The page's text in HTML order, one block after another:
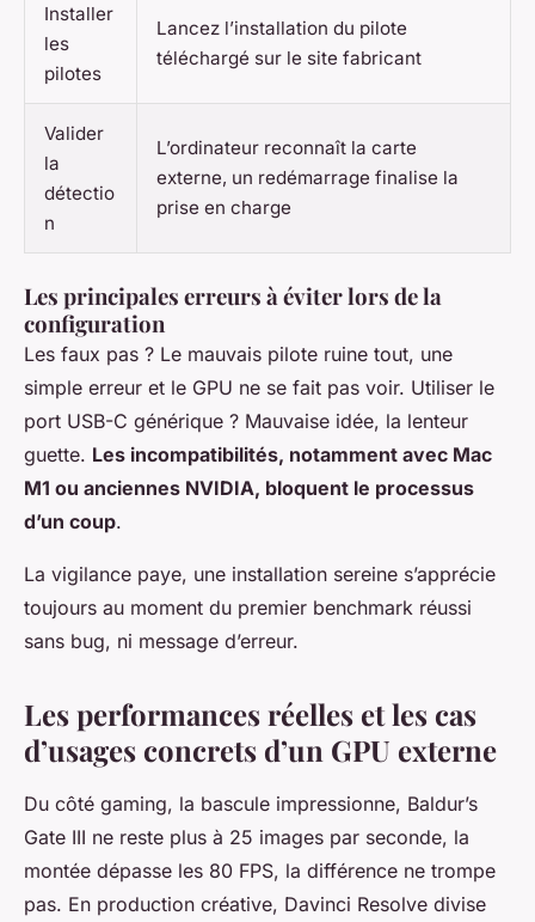
Installer
les
pilotes
Lancez l’installation du pilote
téléchargé sur le site fabricant
Valider
la
détectio
n
L’ordinateur reconnaît la carte
externe, un redémarrage finalise la
prise en charge
Les principales erreurs à éviter lors de la
configuration
Les faux pas ? Le mauvais pilote ruine tout, une
simple erreur et le GPU ne se fait pas voir. Utiliser le
port USB-C générique ? Mauvaise idée, la lenteur
guette. Les incompatibilités, notamment avec Mac
M1 ou anciennes NVIDIA, bloquent le processus
d’un coup.
La vigilance paye, une installation sereine s’apprécie
toujours au moment du premier benchmark réussi
sans bug, ni message d’erreur.
Les performances réelles et les cas
d’usages concrets d’un GPU externe
Du côté gaming, la bascule impressionne, Baldur’s
Gate III ne reste plus à 25 images par seconde, la
montée dépasse les 80 FPS, la différence ne trompe
pas. En production créative, Davinci Resolve divise